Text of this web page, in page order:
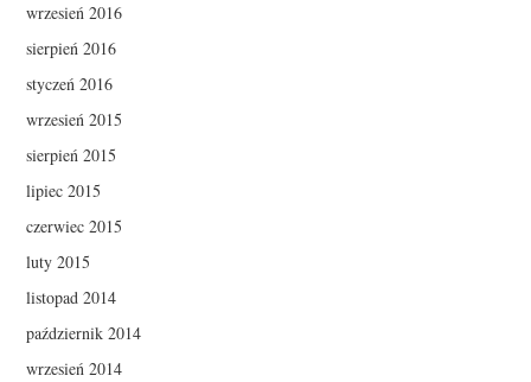
wrzesień 2016
sierpień 2016
styczeń 2016
wrzesień 2015
sierpień 2015
lipiec 2015
czerwiec 2015
luty 2015
listopad 2014
październik 2014
wrzesień 2014